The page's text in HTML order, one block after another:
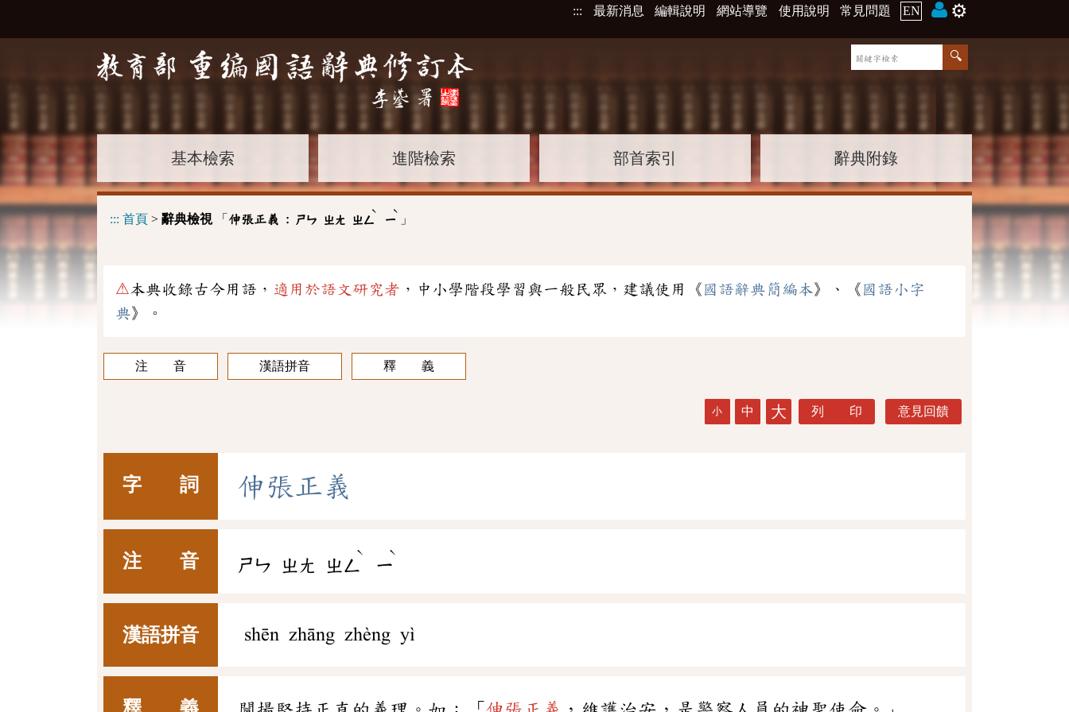
::: 最新消息 編輯說明 網站導覽 使用說明 常見問題 EN ⚙️
基本檢索 進階檢索 部首索引 辭典附錄
::: 首頁 > 辭典檢視「 伸張正義 : ㄕㄣ ㄓㄤ ㄓㄥ
ˋ
ㄧ
ˋ
」
⚠本典收錄古今用語， 適用於語文研究者 ，中小學階段學習與一般民眾，建議使用《 國語辭典簡編本》、《 國語小字
典》。
注 音 漢語拼音 釋 義
小 中 大 列 印 意見回饋
字 詞 伸張 正義
注 音 ㄕㄣ ㄓㄤ ㄓㄥ
ˋ
ㄧ
ˋ
漢語拼音 shēn zhāng zhèng yì